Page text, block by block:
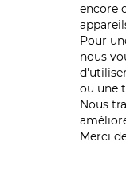
encore
Pour
nous
ou une
Nous
Merci